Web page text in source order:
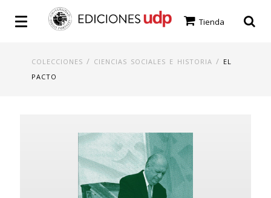
Tienda
COLECCIONES / CIENCIAS SOCIALES E HISTORIA / EL
PACTO